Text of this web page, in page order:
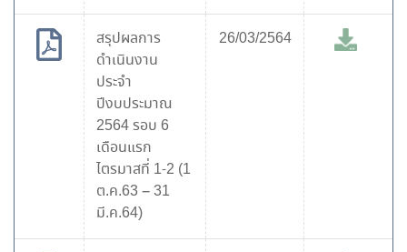
สรุปผลการ
ดำเนินงาน
ประจำ
ปีงบประมาณ
2564 รอบ 6
เดือนแรก
ไตรมาสที่ 1-2 (1
ต.ค.63 – 31
มี.ค.64)
26/03/2564